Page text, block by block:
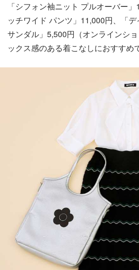
「シフォン袖ニット プルオーバー
ッチワイド パンツ」11,000円、「
サンダル」5,500円（オンラインシ
ックス感のある着こなしにおすすめ